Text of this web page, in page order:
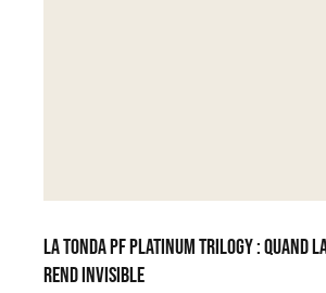
La Tonda PF Platinum Trilogy : quand
rend invisible